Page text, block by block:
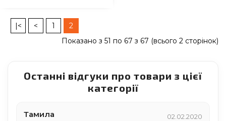
|< < 1
2
Показано з 51 по 67 з 67 (всього 2 сторінок)
Останні відгуки про товари з цієї
категорії
Тамила 02.02.2020